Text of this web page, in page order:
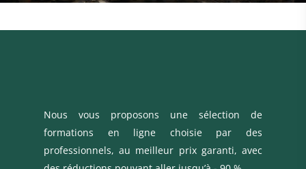
Nous vous proposons une sélection de
formations en ligne choisie par des
professionnels, au meilleur prix garanti, avec